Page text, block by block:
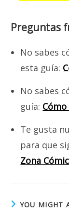
Preguntas
No sabes
esta guía:
No sabes
guía:
Te gusta
para que
Zona
YOU MIGHT